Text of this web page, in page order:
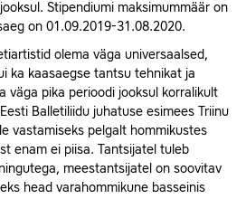
Stipendiumi maksimummäär on
on 01.09.2019-31.08.2020.
olema väga universaalsed,
ka kaasaegse tantsu tehnikat ja
väga pika perioodi jooksul korralikult
Balletiliidu juhatuse esimees Triinu
vastamiseks pelgalt hommikustes
enam ei piisa. Tantsijatel tuleb
meestantsijatel on soovitav
head varahommikune basseinis